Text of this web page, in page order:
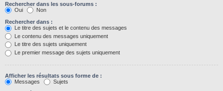
Rechercher dans les sous-forums :
Oui
Non
Rechercher dans :
Le titre des sujets et le contenu des messages
Le contenu des messages uniquement
Le titre des sujets uniquement
Le premier message des sujets uniquement
Afficher les résultats sous forme de :
Messages
Sujets